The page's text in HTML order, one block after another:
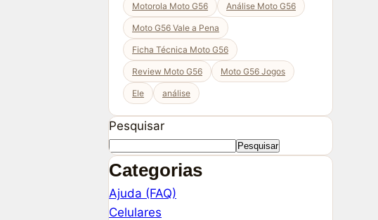
Motorola Moto G56 Análise Moto G56
Moto G56 Vale a Pena
Ficha Técnica Moto G56
Review Moto G56 Moto G56 Jogos
Ele análise
Pesquisar
Pesquisar
Categorias
Ajuda (FAQ)
Celulares